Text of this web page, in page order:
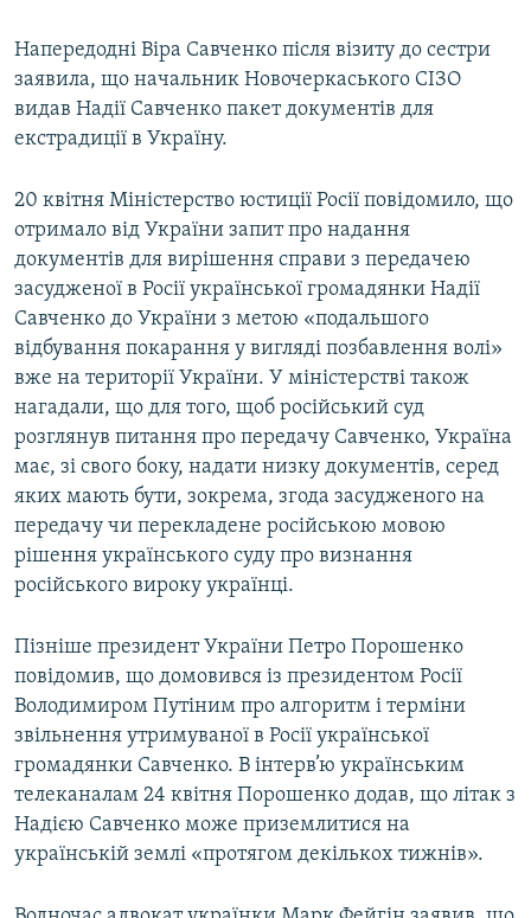
Напередодні Віра Савченко після візиту до сестри
заявила, що начальник Новочеркаського СІЗО
видав Надії Савченко пакет документів для
екстрадиції в Україну.
20 квітня Міністерство юстиції Росії повідомило, що
отримало від України запит про надання
документів для вирішення справи з передачею
засудженої в Росії української громадянки Надії
Савченко до України з метою «подальшого
відбування покарання у вигляді позбавлення волі»
вже на території України. У міністерстві також
нагадали, що для того, щоб російський суд
розглянув питання про передачу Савченко, Україна
має, зі свого боку, надати низку документів, серед
яких мають бути, зокрема, згода засудженого на
передачу чи перекладене російською мовою
рішення українського суду про визнання
російського вироку українці.
Пізніше президент України Петро Порошенко
повідомив, що домовився із президентом Росії
Володимиром Путіним про алгоритм і терміни
звільнення утримуваної в Росії української
громадянки Савченко. В інтерв’ю українським
телеканалам 24 квітня Порошенко додав, що літак з
Надією Савченко може приземлитися на
українській землі «протягом декількох тижнів».